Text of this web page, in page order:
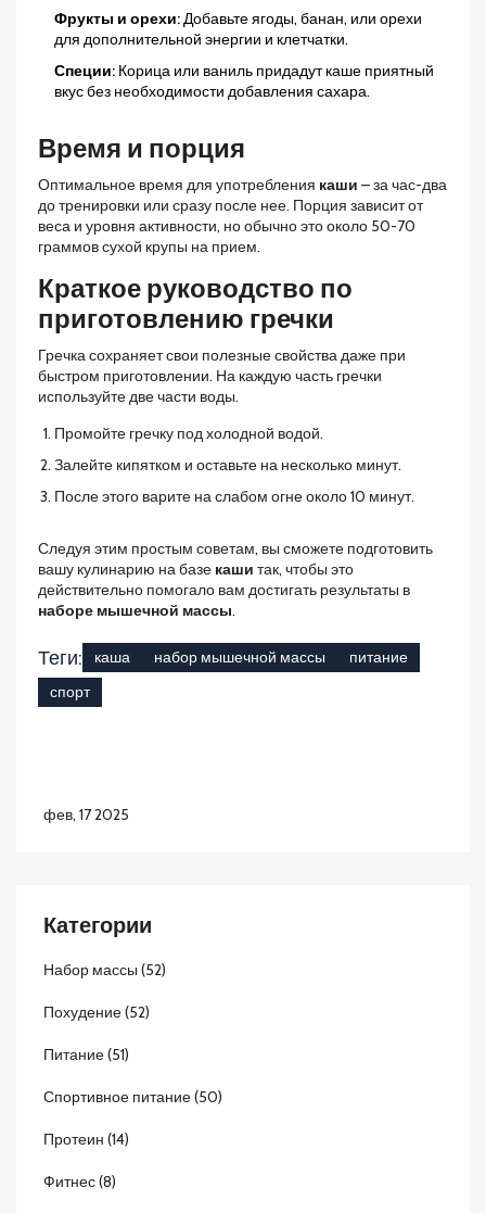
Фрукты и орехи:Добавьте ягоды, банан, или орехи
для дополнительной энергии и клетчатки.
Специи: Корица или ваниль придадут каше приятный
вкус без необходимости добавления сахара.
Время и порция
Оптимальное время для употребления каши – за час-два
до тренировки или сразу после нее. Порция зависит от
веса и уровня активности, но обычно это около 50-70
граммов сухой крупы на прием.
Краткое руководство по
приготовлению гречки
Гречка сохраняет свои полезные свойства даже при
быстром приготовлении. На каждую часть гречки
используйте две части воды.
Промойте гречку под холодной водой.
Залейте кипятком и оставьте на несколько минут.
После этого варите на слабом огне около 10 минут.
Следуя этим простым советам, вы сможете подготовить
вашу кулинарию на базе каши так, чтобы это
действительно помогало вам достигать результаты в
наборе мышечной массы.
Теги: каша набор мышечной массы
питание
спорт
фев, 17 2025
Категории
Набор массы (52)
Похудение(52)
Питание(51)
Спортивное питание(50)
Протеин (14)
Фитнес(8)